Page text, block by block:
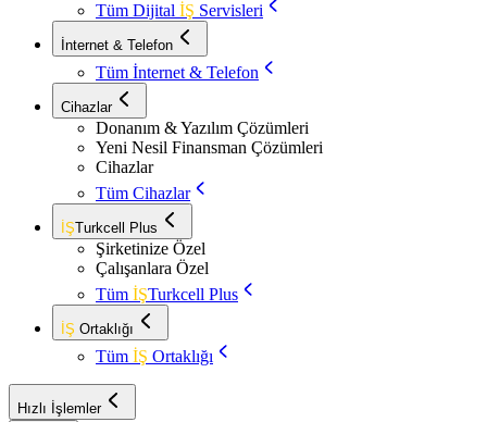
Tüm Dijital İŞ Servisleri
İnternet & Telefon
Tüm İnternet & Telefon
Cihazlar
Donanım & Yazılım Çözümleri
Yeni Nesil Finansman Çözümleri
Cihazlar
Tüm Cihazlar
İŞTurkcell Plus
Şirketinize Özel
Çalışanlara Özel
Tüm İŞTurkcell Plus
İŞ Ortaklığı
Tüm İŞ Ortaklığı
Hızlı İşlemler